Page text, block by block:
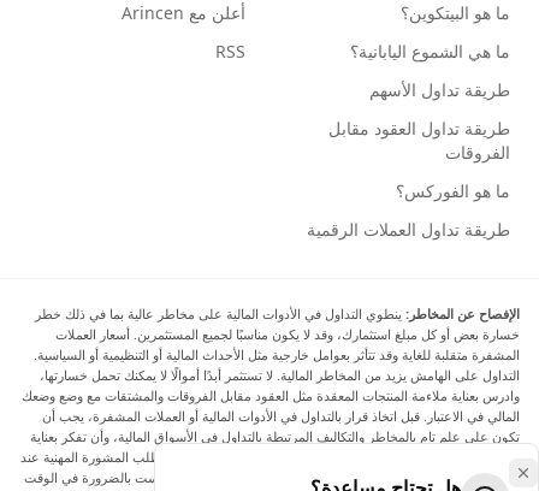
ما هو البيتكوين؟
ما هي الشموع اليابانية؟
طريقة تداول الأسهم
طريقة تداول العقود مقابل
الفروقات
ما هو الفوركس؟
طريقة تداول العملات الرقمية
أعلن مع Arincen
RSS
الإفصاح عن المخاطر: ينطوي التداول في الأدوات المالية على مخاطر عالية بما في ذلك خطر
خسارة بعض أو كل مبلغ استثمارك، وقد لا يكون مناسبًا لجميع المستثمرين. أسعار العملات
المشفرة متقلبة للغاية وقد تتأثر بعوامل خارجية مثل الأحداث المالية أو التنظيمية أو السياسية.
التداول على الهامش يزيد من المخاطر المالية. لا تستثمر أبدًا أموالًا لا يمكنك تحمل خسارتها،
وادرس بعناية ملاءمة المنتجات المعقدة مثل العقود مقابل الفروقات والمشتقات مع وضع وضعك
المالي في الاعتبار. قبل اتخاذ قرار بالتداول في الأدوات المالية أو العملات المشفرة، يجب أن
تكون على علم تام بالمخاطر والتكاليف المرتبطة بالتداول في الأسواق المالية، وأن تفكر بعناية
في أهدافك الاستثمارية ومستوى خبرتك ورغبتك في المخاطرة، وأن تطلب المشورة المهنية عند
الحاجة. تود Arincen أن تذكرك بأن البيانات الواردة في هذا الموقع ليست بالضرورة في الوقت